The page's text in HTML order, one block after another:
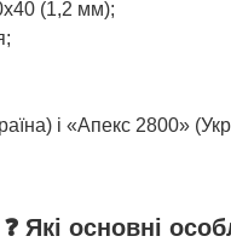
(1,2 мм);
і «Апекс 2800»
❓ Які основні